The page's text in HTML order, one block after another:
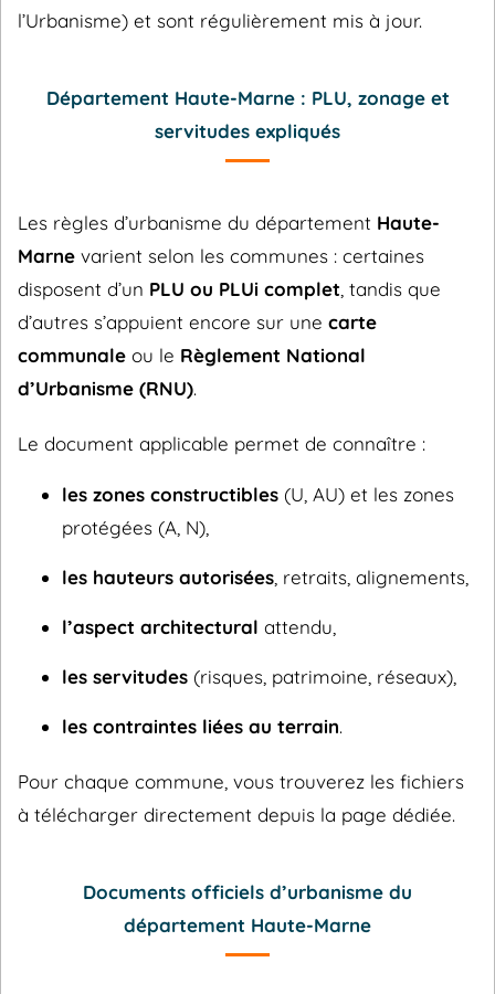
l’Urbanisme) et sont régulièrement mis à jour.
Département Haute-Marne : PLU, zonage et
servitudes expliqués
Les règles d’urbanisme du département Haute-
Marne varient selon les communes : certaines
disposent d’un PLU ou PLUi complet , tandis que
d’autres s’appuient encore sur une carte
communale ou le Règlement National
d’Urbanisme (RNU).
Le document applicable permet de connaître :
les zones constructibles (U, AU) et les zones
protégées (A, N),
les hauteurs autorisées , retraits, alignements,
l’aspect architectural attendu,
les servitudes (risques, patrimoine, réseaux),
les contraintes liées au terrain.
Pour chaque commune, vous trouverez les fichiers
à télécharger directement depuis la page dédiée.
Documents officiels d’urbanisme du
département Haute-Marne